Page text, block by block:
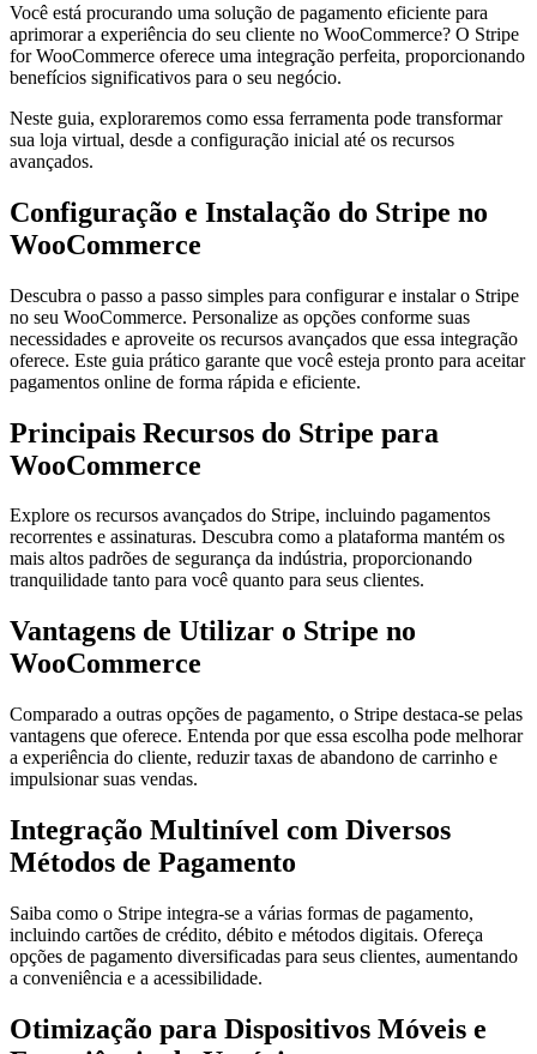
Você está procurando uma solução de pagamento eficiente para
aprimorar a experiência do seu cliente no WooCommerce? O Stripe
for WooCommerce oferece uma integração perfeita, proporcionando
benefícios significativos para o seu negócio.
Neste guia, exploraremos como essa ferramenta pode transformar
sua loja virtual, desde a configuração inicial até os recursos
avançados.
Configuração e Instalação do Stripe no
WooCommerce
Descubra o passo a passo simples para configurar e instalar o Stripe
no seu WooCommerce. Personalize as opções conforme suas
necessidades e aproveite os recursos avançados que essa integração
oferece. Este guia prático garante que você esteja pronto para aceitar
pagamentos online de forma rápida e eficiente.
Principais Recursos do Stripe para
WooCommerce
Explore os recursos avançados do Stripe, incluindo pagamentos
recorrentes e assinaturas. Descubra como a plataforma mantém os
mais altos padrões de segurança da indústria, proporcionando
tranquilidade tanto para você quanto para seus clientes.
Vantagens de Utilizar o Stripe no
WooCommerce
Comparado a outras opções de pagamento, o Stripe destaca-se pelas
vantagens que oferece. Entenda por que essa escolha pode melhorar
a experiência do cliente, reduzir taxas de abandono de carrinho e
impulsionar suas vendas.
Integração Multinível com Diversos
Métodos de Pagamento
Saiba como o Stripe integra-se a várias formas de pagamento,
incluindo cartões de crédito, débito e métodos digitais. Ofereça
opções de pagamento diversificadas para seus clientes, aumentando
a conveniência e a acessibilidade.
Otimização para Dispositivos Móveis e